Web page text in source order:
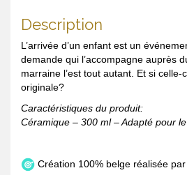
Description
L’arrivée d’un enfant est un
demande qui l’accompagne auprès
marraine l’est tout autant. Et si
originale?
Caractéristiques du produit:
Céramique – 300 ml – Adapté pour
Création 100% belge réalisée